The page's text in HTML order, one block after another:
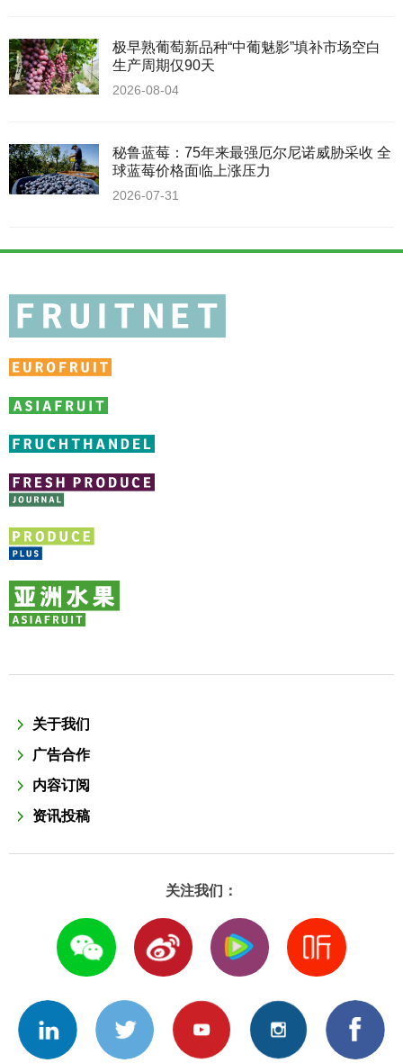
极早熟葡萄新品种“中葡魅影”填补市场空白
生产周期仅90天
2026-08-04
秘鲁蓝莓：75年来最强厄尔尼诺威胁采收 全
球蓝莓价格面临上涨压力
2026-07-31
关于我们
广告合作
内容订阅
资讯投稿
关注我们：